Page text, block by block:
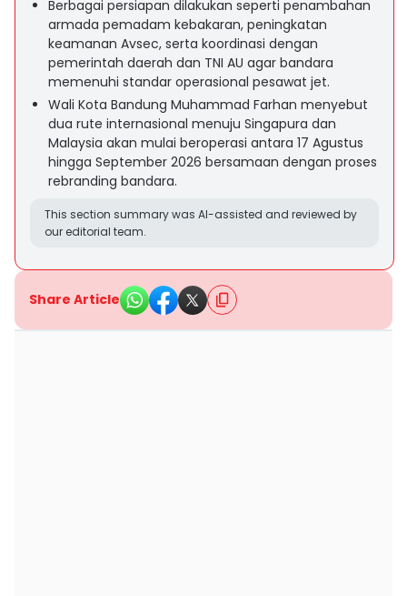
Berbagai persiapan dilakukan seperti penambahan
armada pemadam kebakaran, peningkatan
keamanan Avsec, serta koordinasi dengan
pemerintah daerah dan TNI AU agar bandara
memenuhi standar operasional pesawat jet.
Wali Kota Bandung Muhammad Farhan menyebut
dua rute internasional menuju Singapura dan
Malaysia akan mulai beroperasi antara 17 Agustus
hingga September 2026 bersamaan dengan proses
rebranding bandara.
This section summary was AI-assisted and reviewed by
our editorial team.
Share Article